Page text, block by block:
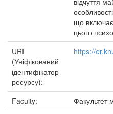
що включає
цього
URI
(Уніфікований
ідентифікатор
ресурсу):
https://
Faculty:
Факультет